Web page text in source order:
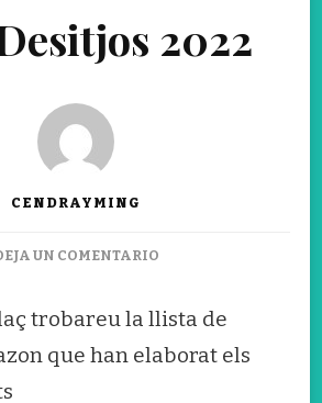
2022
CENDRAYMING
UN COMENTARIOEN
2022
trobareu la llista de
que han elaborat els